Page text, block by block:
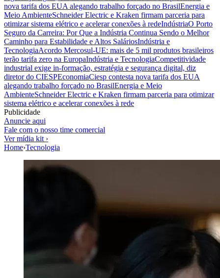
nova tarifa dos EUA alegando trabalho forçado no BrasilEnergia e
Meio AmbienteSchneider Electric e Kraken firmam parceria para
otimizar sistema elétrico e acelerar conexões à redeIndústriaO Porto
Seguro da Carreira: Por Que a Indústria Continua Sendo o Melhor
Caminho para Estabilidade e Altos SaláriosIndústria e
TecnologiaAcordo Mercosul-UE: mais de 5 mil produtos brasileiros
terão tarifa zero na EuropaIndústria e TecnologiaCompetitividade
industrial exige in-formação, estratégia e segurança digital, diz
diretor do CIESPEconomiaCiesp contesta nova tarifa dos EUA
alegando trabalho forçado no BrasilEnergia e Meio
AmbienteSchneider Electric e Kraken firmam parceria para otimizar
sistema elétrico e acelerar conexões à rede
Publicidade
Anuncie aqui
Fale com o nosso time comercial
Ver mídia kit ›
Home›Tecnologia